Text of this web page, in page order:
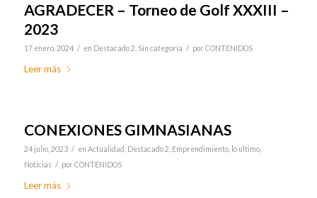
AGRADECER – Torneo de Golf XXXIII –
2023
17 enero, 2024 / en Destacado 2 Sin categoría / por CONTENIDOS
Leer más
CONEXIONES GIMNASIANAS
24 julio, 2023 / en Actualidad Destacado 2 Emprendimiento, lo último,
Noticias / por CONTENIDOS
Leer más